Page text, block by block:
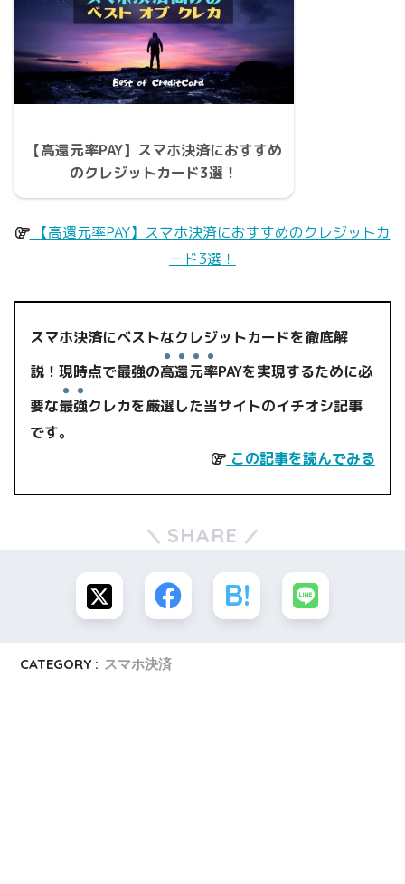
【高還元率PAY】スマホ決済におすすめ
のクレジットカード3選！
【高還元率PAY】スマホ決済におすすめのクレジットカ
ード3選！
スマホ決済にベストなクレジットカードを徹底解
説！現時点で最強の高還元率PAYを実現するために必
要な最強クレカを厳選した当サイトのイチオシ記事
です。
この記事を読んでみる
SHARE
CATEGORY : スマホ決済